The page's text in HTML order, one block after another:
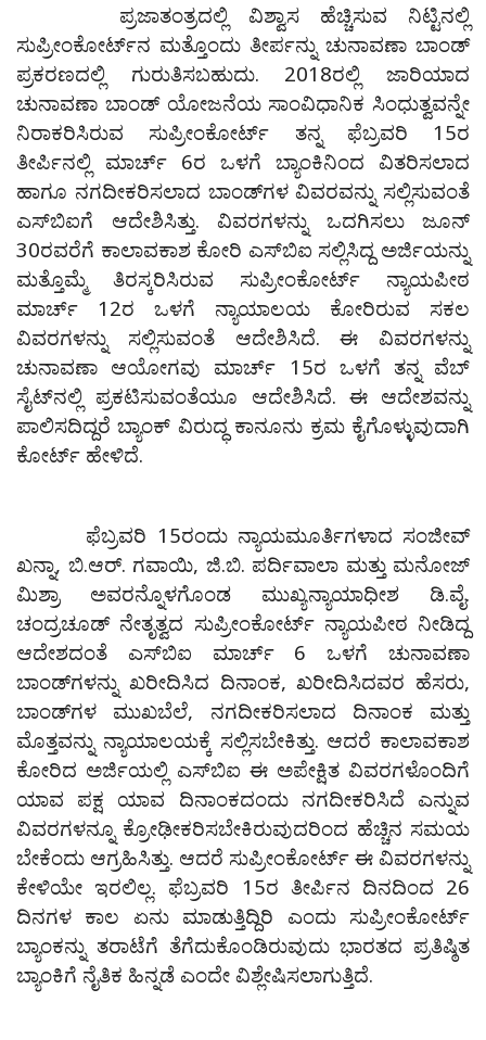
ಪ್ರಜಾತಂತ್ರದಲ್ಲಿ ವಿಶ್ವಾಸ ಹೆಚ್ಚಿಸುವ ನಿಟ್ಟಿನಲ್ಲಿ
ಸುಪ್ರೀಂಕೋರ್ಟ್‌ನ ಮತ್ತೊಂದು ತೀರ್ಪನ್ನು ಚುನಾವಣಾ ಬಾಂಡ್‌
ಪ್ರಕರಣದಲ್ಲಿ ಗುರುತಿಸಬಹುದು. 2018ರಲ್ಲಿ ಜಾರಿಯಾದ
ಚುನಾವಣಾ ಬಾಂಡ್‌ ಯೋಜನೆಯ ಸಾಂವಿಧಾನಿಕ ಸಿಂಧುತ್ವವನ್ನೇ
ನಿರಾಕರಿಸಿರುವ ಸುಪ್ರೀಂಕೋರ್ಟ್‌ ತನ್ನ ಫೆಬ್ರವರಿ 15ರ
ತೀರ್ಪಿನಲ್ಲಿ ಮಾರ್ಚ್‌ 6ರ ಒಳಗೆ ಬ್ಯಾಂಕಿನಿಂದ ವಿತರಿಸಲಾದ
ಹಾಗೂ ನಗದೀಕರಿಸಲಾದ ಬಾಂಡ್‌ಗಳ ವಿವರವನ್ನು ಸಲ್ಲಿಸುವಂತೆ
ಎಸ್‌ಬಿಐಗೆ ಆದೇಶಿಸಿತ್ತು. ವಿವರಗಳನ್ನು ಒದಗಿಸಲು ಜೂನ್‌
30ರವರೆಗೆ ಕಾಲಾವಕಾಶ ಕೋರಿ ಎಸ್‌ಬಿಐ ಸಲ್ಲಿಸಿದ್ದ ಅರ್ಜಿಯನ್ನು
ಮತ್ತೊಮ್ಮೆ ತಿರಸ್ಕರಿಸಿರುವ ಸುಪ್ರೀಂಕೋರ್ಟ್‌ ನ್ಯಾಯಪೀಠ
ಮಾರ್ಚ್‌ 12ರ ಒಳಗೆ ನ್ಯಾಯಾಲಯ ಕೋರಿರುವ ಸಕಲ
ವಿವರಗಳನ್ನು ಸಲ್ಲಿಸುವಂತೆ ಆದೇಶಿಸಿದೆ. ಈ ವಿವರಗಳನ್ನು
ಚುನಾವಣಾ ಆಯೋಗವು ಮಾರ್ಚ್‌ 15ರ ಒಳಗೆ ತನ್ನ ವೆಬ್‌
ಸೈಟ್‌ನಲ್ಲಿ ಪ್ರಕಟಿಸುವಂತೆಯೂ ಆದೇಶಿಸಿದೆ. ಈ ಆದೇಶವನ್ನು
ಪಾಲಿಸದಿದ್ದರೆ ಬ್ಯಾಂಕ್‌ ವಿರುದ್ಧ ಕಾನೂನು ಕ್ರಮ ಕೈಗೊಳ್ಳುವುದಾಗಿ
ಕೋರ್ಟ್‌ ಹೇಳಿದೆ.
ಫೆಬ್ರವರಿ 15ರಂದು ನ್ಯಾಯಮೂರ್ತಿಗಳಾದ ಸಂಜೀವ್‌
ಖನ್ನಾ, ಬಿ.ಆರ್.‌ ಗವಾಯಿ, ಜಿ.ಬಿ. ಪರ್ದಿವಾಲಾ ಮತ್ತು ಮನೋಜ್‌
ಮಿಶ್ರಾ ಅವರನ್ನೊಳಗೊಂಡ ಮುಖ್ಯನ್ಯಾಯಾಧೀಶ ಡಿ.ವೈ.
ಚಂದ್ರಚೂಡ್‌ ನೇತೃತ್ವದ ಸುಪ್ರೀಂಕೋರ್ಟ್‌ ನ್ಯಾಯಪೀಠ ನೀಡಿದ್ದ
ಆದೇಶದಂತೆ ಎಸ್‌ಬಿಐ ಮಾರ್ಚ್‌ 6 ಒಳಗೆ ಚುನಾವಣಾ
ಬಾಂಡ್‌ಗಳನ್ನು ಖರೀದಿಸಿದ ದಿನಾಂಕ, ಖರೀದಿಸಿದವರ ಹೆಸರು,
ಬಾಂಡ್‌ಗಳ ಮುಖಬೆಲೆ, ನಗದೀಕರಿಸಲಾದ ದಿನಾಂಕ ಮತ್ತು
ಮೊತ್ತವನ್ನು ನ್ಯಾಯಾಲಯಕ್ಕೆ ಸಲ್ಲಿಸಬೇಕಿತ್ತು. ಆದರೆ ಕಾಲಾವಕಾಶ
ಕೋರಿದ ಅರ್ಜಿಯಲ್ಲಿ ಎಸ್‌ಬಿಐ ಈ ಅಪೇಕ್ಷಿತ ವಿವರಗಳೊಂದಿಗೆ
ಯಾವ ಪಕ್ಷ ಯಾವ ದಿನಾಂಕದಂದು ನಗದೀಕರಿಸಿದೆ ಎನ್ನುವ
ವಿವರಗಳನ್ನೂ ಕ್ರೋಢೀಕರಿಸಬೇಕಿರುವುದರಿಂದ ಹೆಚ್ಚಿನ ಸಮಯ
ಬೇಕೆಂದು ಆಗ್ರಹಿಸಿತ್ತು. ಆದರೆ ಸುಪ್ರೀಂಕೋರ್ಟ್‌ ಈ ವಿವರಗಳನ್ನು
ಕೇಳಿಯೇ ಇರಲಿಲ್ಲ. ಫೆಬ್ರವರಿ 15ರ ತೀರ್ಪಿನ ದಿನದಿಂದ 26
ದಿನಗಳ ಕಾಲ ಏನು ಮಾಡುತ್ತಿದ್ದಿರಿ ಎಂದು ಸುಪ್ರೀಂಕೋರ್ಟ್‌
ಬ್ಯಾಂಕನ್ನು ತರಾಟೆಗೆ ತೆಗೆದುಕೊಂಡಿರುವುದು ಭಾರತದ ಪ್ರತಿಷ್ಠಿತ
ಬ್ಯಾಂಕಿಗೆ ನೈತಿಕ ಹಿನ್ನಡೆ ಎಂದೇ ವಿಶ್ಲೇಷಿಸಲಾಗುತ್ತಿದೆ.